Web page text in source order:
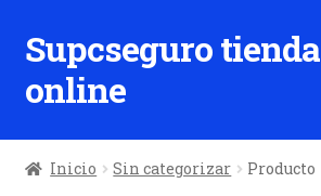
Ir
a
la
Ir
al
contenido
Supcseguro tienda
online
Inicio Sin categorizar Producto